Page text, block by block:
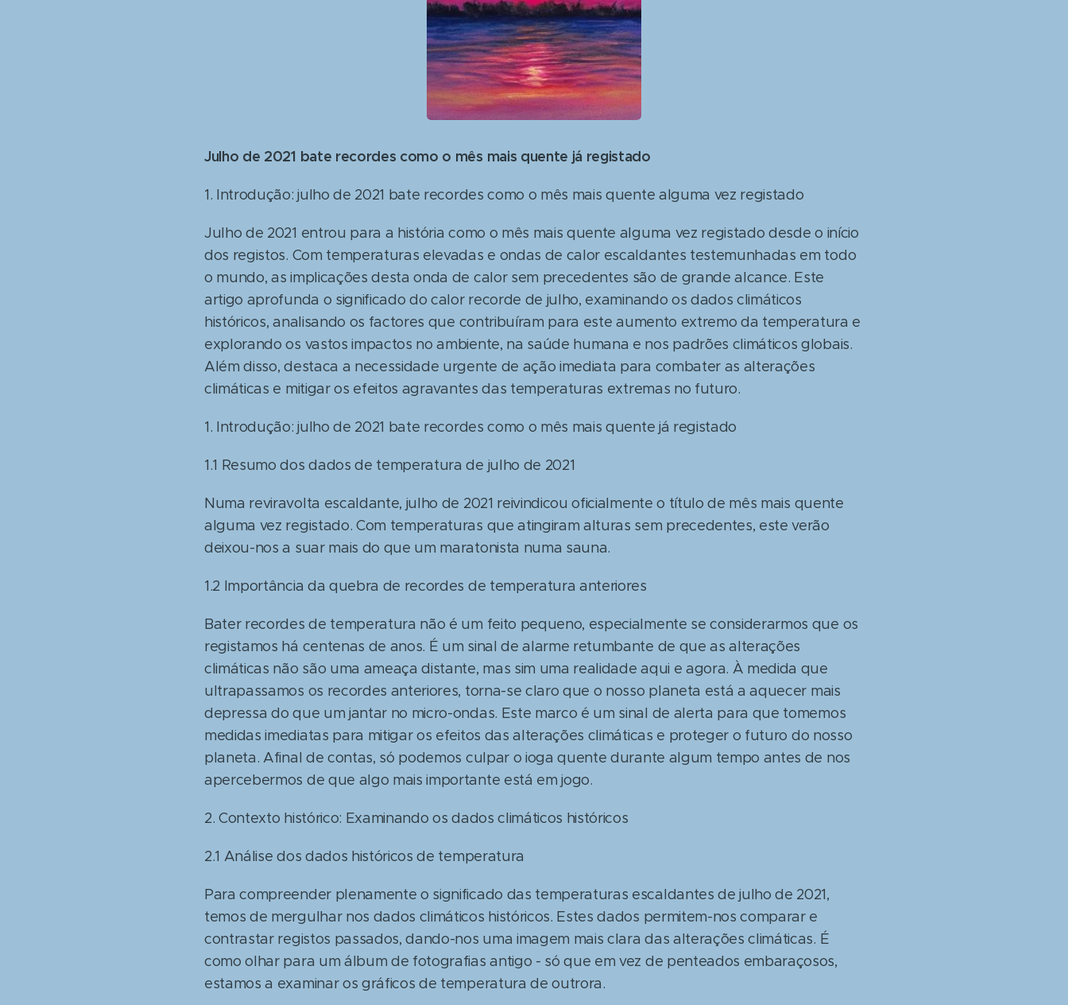
Julho de 2021 bate recordes como o mês mais quente já registado
1. Introdução: julho de 2021 bate recordes como o mês mais quente alguma vez registado
Julho de 2021 entrou para a história como o mês mais quente alguma vez registado desde o início
dos registos. Com temperaturas elevadas e ondas de calor escaldantes testemunhadas em todo
o mundo, as implicações desta onda de calor sem precedentes são de grande alcance. Este
artigo aprofunda o significado do calor recorde de julho, examinando os dados climáticos
históricos, analisando os factores que contribuíram para este aumento extremo da temperatura e
explorando os vastos impactos no ambiente, na saúde humana e nos padrões climáticos globais.
Além disso, destaca a necessidade urgente de ação imediata para combater as alterações
climáticas e mitigar os efeitos agravantes das temperaturas extremas no futuro.
1. Introdução: julho de 2021 bate recordes como o mês mais quente já registado
1.1 Resumo dos dados de temperatura de julho de 2021
Numa reviravolta escaldante, julho de 2021 reivindicou oficialmente o título de mês mais quente
alguma vez registado. Com temperaturas que atingiram alturas sem precedentes, este verão
deixou-nos a suar mais do que um maratonista numa sauna.
1.2 Importância da quebra de recordes de temperatura anteriores
Bater recordes de temperatura não é um feito pequeno, especialmente se considerarmos que os
registamos há centenas de anos. É um sinal de alarme retumbante de que as alterações
climáticas não são uma ameaça distante, mas sim uma realidade aqui e agora. À medida que
ultrapassamos os recordes anteriores, torna-se claro que o nosso planeta está a aquecer mais
depressa do que um jantar no micro-ondas. Este marco é um sinal de alerta para que tomemos
medidas imediatas para mitigar os efeitos das alterações climáticas e proteger o futuro do nosso
planeta. Afinal de contas, só podemos culpar o ioga quente durante algum tempo antes de nos
apercebermos de que algo mais importante está em jogo.
2. Contexto histórico: Examinando os dados climáticos históricos
2.1 Análise dos dados históricos de temperatura
Para compreender plenamente o significado das temperaturas escaldantes de julho de 2021,
temos de mergulhar nos dados climáticos históricos. Estes dados permitem-nos comparar e
contrastar registos passados, dando-nos uma imagem mais clara das alterações climáticas. É
como olhar para um álbum de fotografias antigo - só que em vez de penteados embaraçosos,
estamos a examinar os gráficos de temperatura de outrora.